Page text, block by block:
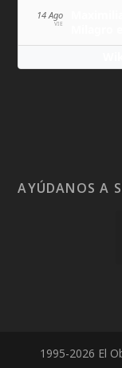
14 Ago
VIE
AYÚDANOS A
1995-2026 El